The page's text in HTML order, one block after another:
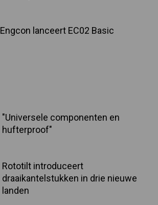
Engcon lanceert EC02 Basic
"Universele componenten en
hufterproof"
Rototilt introduceert
draaikantelstukken in drie nieuwe
landen